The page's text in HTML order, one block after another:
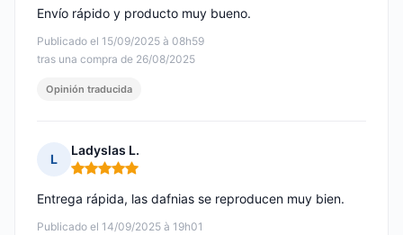
Publicado el 15/09/2025 à 08h59
tras una compra de 26/08/2025
Envío rápido y producto muy bueno.
Opinión traducida
L
Ladyslas L.
Nota: 5 de 5
Publicado el 14/09/2025 à 19h01
Entrega rápida, las dafnias se reproducen muy bien.